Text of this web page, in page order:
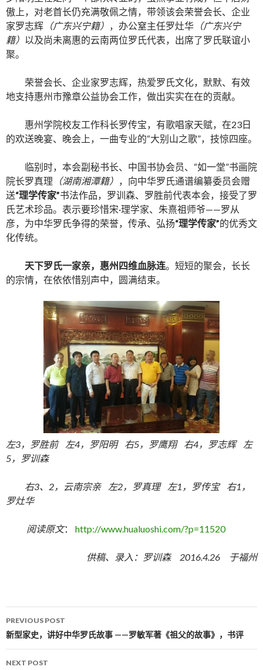
傲上，对老首长仍充满敬佩之情，带领该会荣誉会长、企业
家罗志辉 （广东兴宁籍） ，办公窒主任罗灶华 （广东兴宁
籍） 以及尚未离惠的云南两位罗氏代表，出席了罗氏联谊小
聚。
荣誉会长、企业家罗志辉，热爱罗氏文化，默默、有效
地支持惠州市豫章公益协会工作，做出实实在在的贡献。
惠州学院校友工作科长罗传宝，有歌唱家天赋，在23日
的欢送晚宴、晚会上，一曲专业的“大别山之歌”，技惊四座。
临别时，本会副秘书长、中国书协会员、“如一堂”书画院
院长罗真理 （湖南湘潭籍） ，向中华罗氏通谱编纂委员会赠
送“理学传家”书法作品，罗训森、罗胜前代表本会，接受了罗
氏艺术珍品。表示要珍惜宋·理学家、朱熹祖师爷——罗从
彦，为中华罗氏争得的荣誉，传承、弘扬“理学传家”的优秀文
化传统。
天下罗氏一家亲，惠州四维血脉连。短短的聚会，长长
的宗情，在依依惜别声中，圆满结束。
左3，罗胜前 左4，罗阳明 右5，罗鹰翔 右4，罗志辉 左
5，罗训森
右3、2，云南宗亲 左2，罗真理 左1，罗传宝 右1，
罗灶华
阅读原文： http://www.hualuoshi.com/?p=11520
供稿、录入：罗训森2016.4.26 于福州
Post navigation
PREVIOUS POST
新型家史，讲好中华罗氏故事 ——罗敏军著《祖父的故事》，书评
NEXT POST